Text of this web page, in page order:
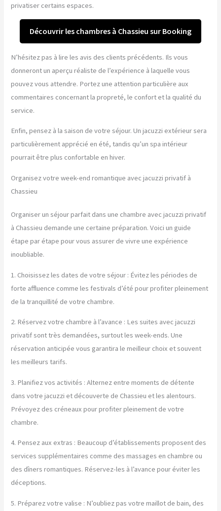
privatiser certains espaces.
Découvrir les chambres à Chassieu sur Booking
N’hésitez pas à lire les avis des clients précédents. Ils vous
donneront un aperçu réaliste de l’expérience à laquelle vous
pouvez vous attendre. Portez une attention particulière aux
commentaires concernant la propreté, le confort et la qualité du
service.
Enfin, pensez à la saison de votre séjour. Un jacuzzi extérieur sera
particulièrement apprécié en été, tandis qu’un spa intérieur
pourrait être plus confortable en hiver.
Organisez votre week-end romantique avec jacuzzi privatif à
Chassieu
Organiser un séjour parfait dans une chambre avec jacuzzi privatif
à Chassieu demande une certaine préparation. Voici un guide
étape par étape pour vous assurer de vivre une expérience
inoubliable.
1. Choisissez les dates de votre séjour : Évitez les périodes de
forte affluence comme les festivals d’été pour profiter pleinement
de la tranquillité de votre chambre.
2. Réservez votre chambre à l’avance : Les suites avec jacuzzi
privatif sont très demandées, surtout les week-ends. Une
réservation anticipée vous garantira le meilleur choix et souvent
les meilleurs tarifs.
3. Planifiez vos activités : Alternez entre moments de détente
dans votre jacuzzi et découverte de Chassieu et les alentours.
Prévoyez des créneaux pour profiter pleinement de votre
chambre.
4. Pensez aux extras : Beaucoup d’établissements proposent des
services supplémentaires comme des massages en chambre ou
des dîners romantiques. Réservez-les à l’avance pour éviter les
déceptions.
5. Préparez votre valise : N’oubliez pas votre maillot de bain, des